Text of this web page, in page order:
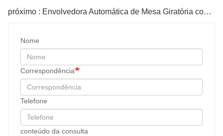
próximo : Envolvedora Automática de Mesa Giratória com Dispensador de Folhas Superiores
Nome
Correspondência
Telefone
conteúdo da consulta